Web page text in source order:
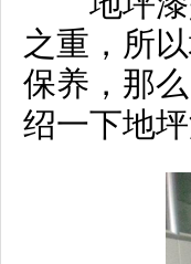
之重，所
保养，那
绍一下地